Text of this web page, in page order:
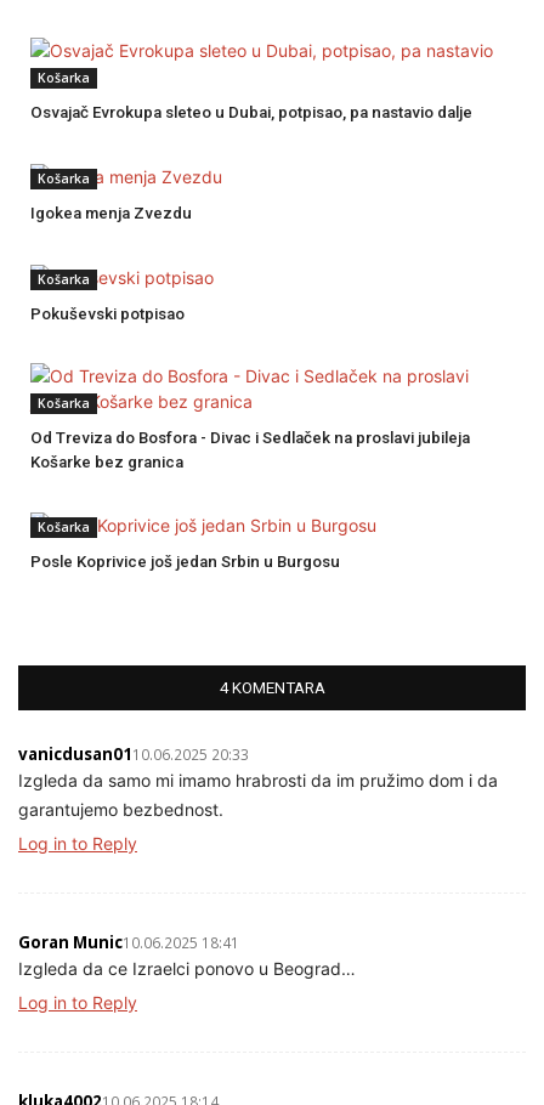
Košarka
Osvajač Evrokupa sleteo u Dubai, potpisao, pa nastavio dalje
Košarka
Igokea menja Zvezdu
Košarka
Pokuševski potpisao
Košarka
Od Treviza do Bosfora - Divac i Sedlaček na proslavi jubileja
Košarke bez granica
Košarka
Posle Koprivice još jedan Srbin u Burgosu
4 KOMENTARA
vanicdusan0110.06.2025 20:33
Izgleda da samo mi imamo hrabrosti da im pružimo dom i da
garantujemo bezbednost.
Log in to Reply
Goran Munic10.06.2025 18:41
Izgleda da ce Izraelci ponovo u Beograd…
Log in to Reply